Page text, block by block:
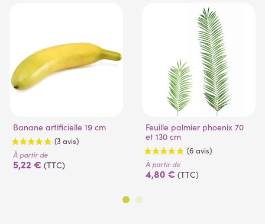
Banane artificielle 19 cm
À partir de
5,22 € (TTC)
Feuille palmier phoenix 70
et 130 cm
À partir de
4,80 € (TTC)